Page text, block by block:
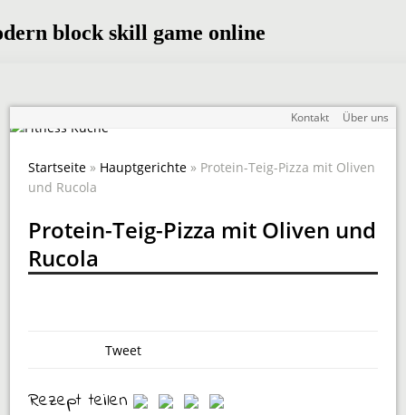
Kontakt Über uns
Startseite » Hauptgerichte » Protein-Teig-Pizza mit Oliven
und Rucola
Protein-Teig-Pizza mit Oliven und
Rucola
Tweet
Rezept teilen